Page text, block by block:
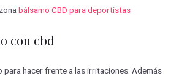
bálsamo CBD para deportistas
con cbd
para hacer frente a las irritaciones. Además